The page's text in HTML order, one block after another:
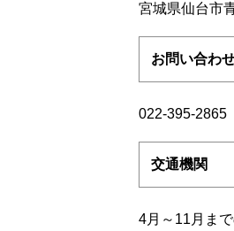
宮城県仙台市
お問い合わ
022-395-2865
交通機関
4月～11月ま